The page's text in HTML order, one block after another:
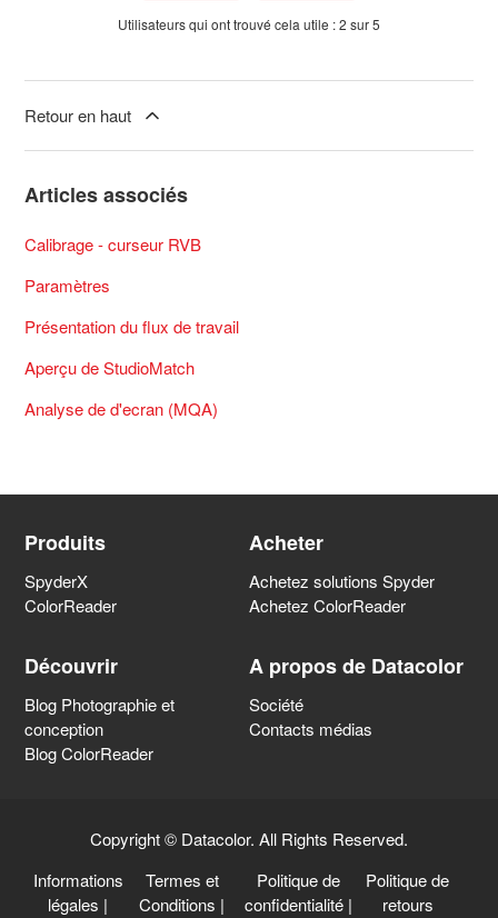
Utilisateurs qui ont trouvé cela utile : 2 sur 5
Retour en haut
Articles associés
Calibrage - curseur RVB
Paramètres
Présentation du flux de travail
Aperçu de StudioMatch
Analyse de d'ecran (MQA)
Produits
SpyderX
ColorReader
Acheter
Achetez solutions Spyder
Achetez ColorReader
Découvrir
Blog Photographie et
conception
Blog ColorReader
A propos de Datacolor
Société
Contacts médias
Copyright © Datacolor. All Rights Reserved.
Informations
légales |
Termes et
Conditions |
Politique de
confidentialité |
Politique de
retours